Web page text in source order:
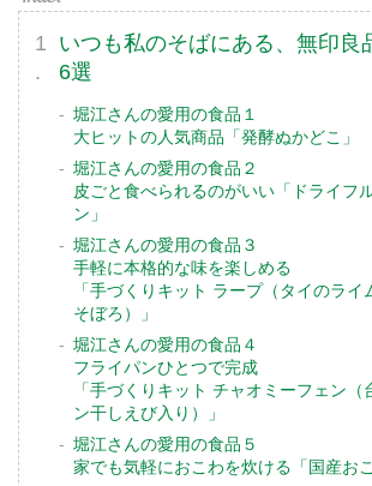
いつも私のそばにある、無印良
6選
堀江さんの愛用の食品１
大ヒットの人気商品「発酵ぬかどこ」
堀江さんの愛用の食品２
皮ごと食べられるのがいい「ドライフ
ン」
堀江さんの愛用の食品３
手軽に本格的な味を楽しめる
「手づくりキット ラープ（タイのライ
そぼろ）」
堀江さんの愛用の食品４
フライパンひとつで完成
「手づくりキット チャオミーフェン（
ン干しえび入り）」
堀江さんの愛用の食品５
家でも気軽におこわを炊ける「国産おこ